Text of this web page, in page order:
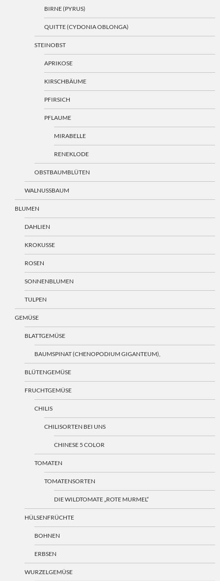
BIRNE (PYRUS)
QUITTE (CYDONIA OBLONGA)
STEINOBST
APRIKOSE
KIRSCHBÄUME
PFIRSICH
PFLAUME
MIRABELLE
RENEKLODE
OBSTBAUMBLÜTEN
WALNUSSBAUM
BLUMEN
DAHLIEN
KROKUSSE
ROSEN
SONNENBLUMEN
TULPEN
GEMÜSE
BLATTGEMÜSE
BAUMSPINAT (CHENOPODIUM GIGANTEUM),
BLÜTENGEMÜSE
FRUCHTGEMÜSE
CHILIS
CHILISORTEN BEI UNS
CHINESE 5 COLOR
TOMATEN
TOMATENSORTEN
DIE WILDTOMATE „ROTE MURMEL“
HÜLSENFRÜCHTE
BOHNEN
ERBSEN
WURZELGEMÜSE